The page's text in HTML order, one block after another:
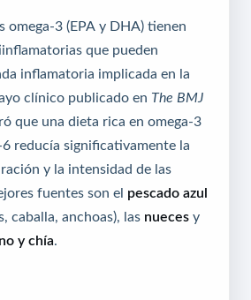
omega-3 (EPA y DHA) tienen
que pueden
inflamatoria implicada en la
clínico publicado en The BMJ
que una dieta rica en omega-3
6 reducía significativamente la
y la intensidad de las
fuentes son el pescado azul
caballa, anchoas), las nueces y
y chía.